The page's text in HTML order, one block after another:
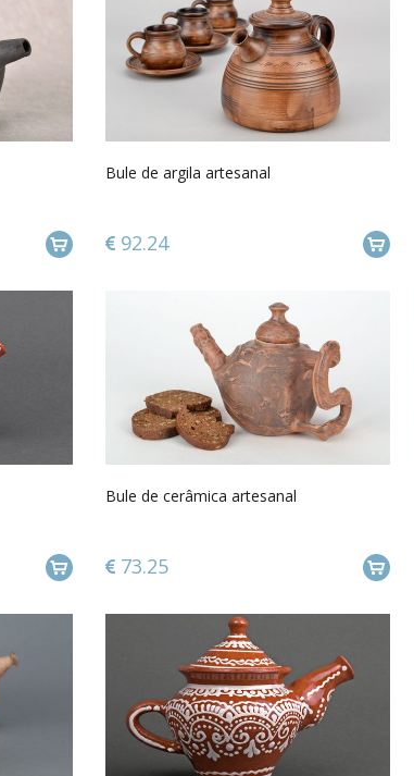
Bule de argila artesanal
92.24
Bule de cerâmica artesanal
73.25